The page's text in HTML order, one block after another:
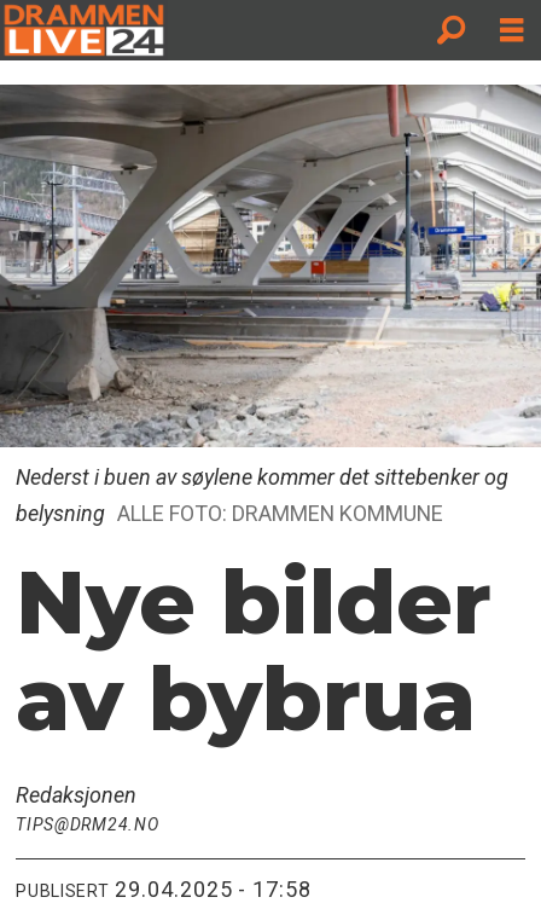
Nederst i buen av søylene kommer det sittebenker og
belysning ALLE FOTO: DRAMMEN KOMMUNE
Nye bilder
av bybrua
Redaksjonen
TIPS@DRM24.NO
PUBLISERT 29.04.2025 - 17:58